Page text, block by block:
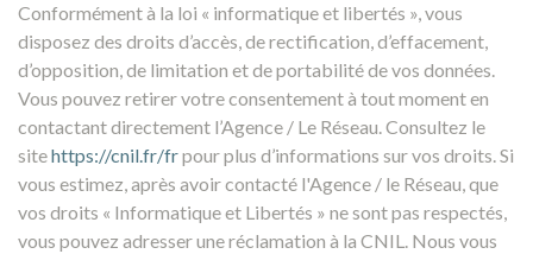
Conformément à la loi « informatique et libertés », vous
disposez des droits d’accès, de rectification, d’effacement,
d’opposition, de limitation et de portabilité de vos données.
Vous pouvez retirer votre consentement à tout moment en
contactant directement l’Agence / Le Réseau. Consultez le
sitehttps://cnil.fr/frpour plus d’informations sur vos droits. Si
vous estimez, après avoir contacté l'Agence / le Réseau, que
vos droits « Informatique et Libertés » ne sont pas respectés,
vous pouvez adresser une réclamation à la CNIL. Nous vous